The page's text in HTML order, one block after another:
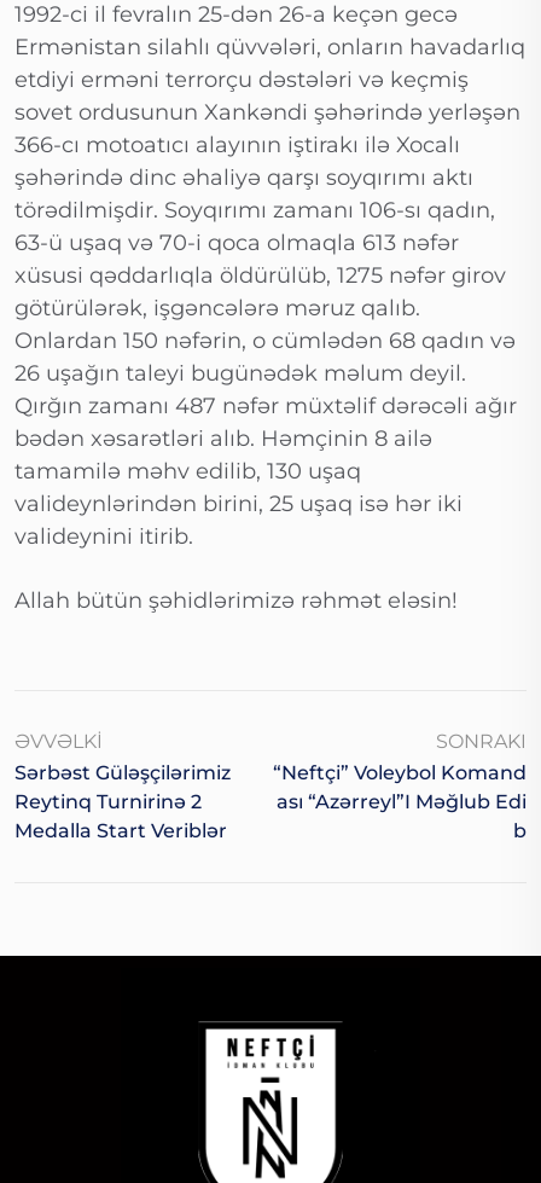
1992-ci il fevralın 25-dən 26-a keçən gecə
Ermənistan silahlı qüvvələri, onların havadarlıq
etdiyi erməni terrorçu dəstələri və keçmiş
sovet ordusunun Xankəndi şəhərində yerləşən
366-cı motoatıcı alayının iştirakı ilə Xocalı
şəhərində dinc əhaliyə qarşı soyqırımı aktı
törədilmişdir. Soyqırımı zamanı 106-sı qadın,
63-ü uşaq və 70-i qoca olmaqla 613 nəfər
xüsusi qəddarlıqla öldürülüb, 1275 nəfər girov
götürülərək, işgəncələrə məruz qalıb.
Onlardan 150 nəfərin, o cümlədən 68 qadın və
26 uşağın taleyi bugünədək məlum deyil.
Qırğın zamanı 487 nəfər müxtəlif dərəcəli ağır
bədən xəsarətləri alıb. Həmçinin 8 ailə
tamamilə məhv edilib, 130 uşaq
valideynlərindən birini, 25 uşaq isə hər iki
valideynini itirib.
Allah bütün şəhidlərimizə rəhmət eləsin!
ƏVVƏLKI
Sərbəst Güləşçilərimiz
Reytinq Turnirinə 2
Medalla Start Veriblər
SONRAKI
“Neftçi” Voleybol Komand
Ası “Azərreyl”i Məğlub Edi
B